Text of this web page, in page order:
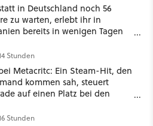
in Deutschland noch 56
zu warten, erlebt ihr in
bereits in wenigen Tagen
Stunden
Metacritc: Ein Steam-Hit, den
kommen sah, steuert
auf einen Platz bei den
Stunden